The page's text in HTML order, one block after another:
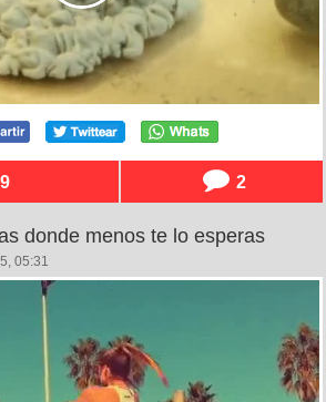
2
donde menos te lo esperas
05:31